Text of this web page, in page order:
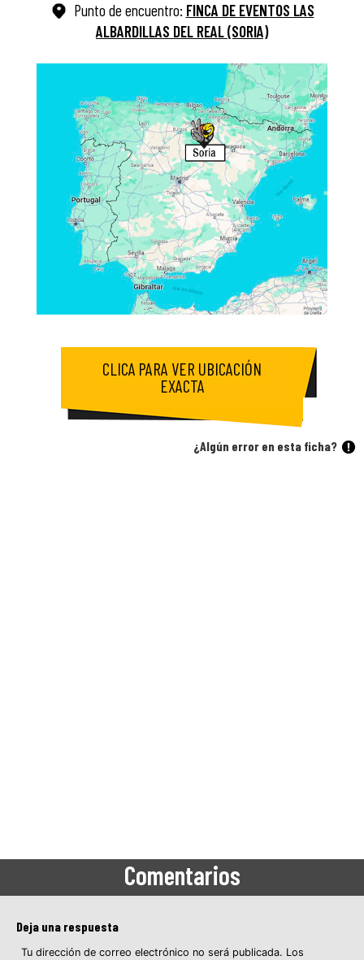
Punto de encuentro: FINCA DE EVENTOS LAS
ALBARDILLAS DEL REAL (SORIA)
CLICA PARA VER UBICACIÓN
EXACTA
¿Algún error en esta ficha?
Comentarios
Deja una respuesta
Tu dirección de correo electrónico no será publicada. Los